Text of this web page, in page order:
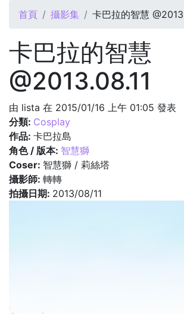
您在這裡
首頁 攝影集 卡巴拉的智慧
卡巴拉的智慧
@2013.08.11
由 lista 在 2015/01/16 上午 01:05 發表
分類: Cosplay
作品: 卡巴拉島
角色 / 版本: 智慧獅
Coser: 智慧獅 / 莉絲塔
攝影師: 轉轉
拍攝日期: 2013/08/11